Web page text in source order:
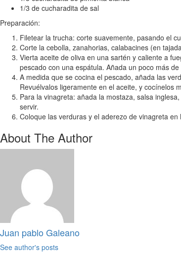
1/3 de cucharadita de sal
Preparación:
Filetear la trucha: corte suavemente, pasando el
Corte la cebolla, zanahorias, calabacines (en
Vierta aceite de oliva en una sartén y caliente a
pescado con una espátula. Añada un poco más
A medida que se cocina el pescado, añada las
Revuélvalos ligeramente en el aceite, y cocínelos
Para la vinagreta: añada la mostaza, salsa
servir.
Coloque las verduras y el aderezo de vinagreta
About The Author
Juan pablo Galeano
See author's posts